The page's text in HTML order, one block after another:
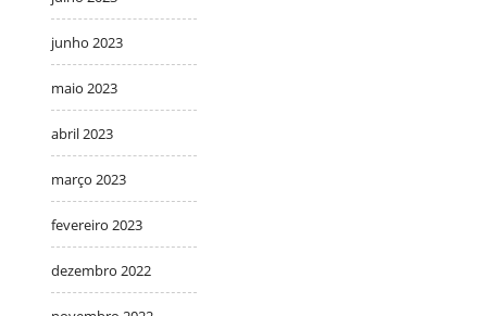
junho 2023
maio 2023
abril 2023
março 2023
fevereiro 2023
dezembro 2022